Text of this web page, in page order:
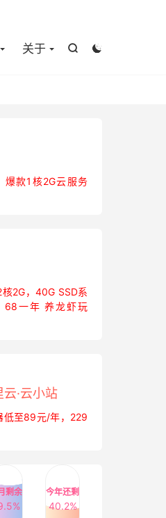


关于
爆款1核2G云服务
核2G，40G SSD系
68一年 养龙虾玩
·云小站
低至89元/年，229
剩余 今年还剩
40.2%